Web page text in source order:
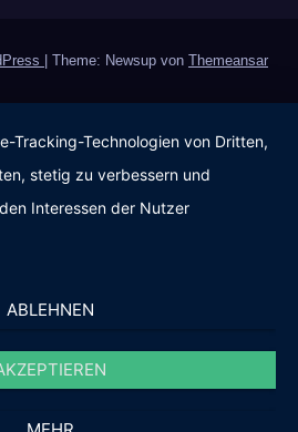
Theme: Newsup von Themeansar
Tracking-Technologien von Dritten,
stetig zu verbessern und
Interessen der Nutzer
ABLEHNEN